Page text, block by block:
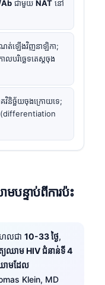
Ab ជាមួយ NAT នៅ
ត់ឡើងវិញនាឡិកា;
ាលបរិច្ឆេទតេស្តចុង
គវិនិច្ឆ័យចុងក្រោយទេ;
ក (differentiation
បន្ទាប់ពីការប៉ះ
ែលជា 10-33 ថ្ងៃ,
យឈាម HIV ជំនាន់ទី 4
ាមដែល
Klein, MD